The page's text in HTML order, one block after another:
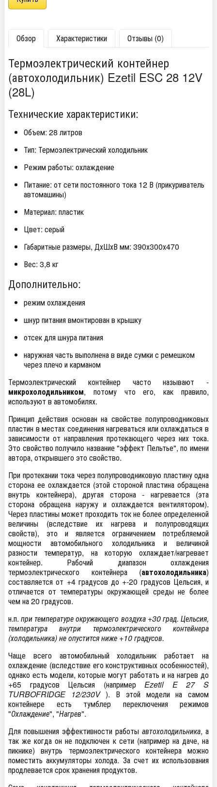
Обзор Характеристики Отзывы (0)
Термоэлектрический контейнер
(автохолодильник) Ezetil ESC 28 12V
(28L)
Технические характеристики:
Объем: 28 литров
Тип: Термоэлектрический холодильник
Режим работы: охлаждение
Питание: от сети постоянного тока 12 В (прикуриватель
автомашины)
Материал: пластик
Цвет: серый
Габаритные размеры, ДхШхВ мм: 390х300х470
Вес: 3,8 кг
Дополнительно:
режим охлаждения
шнур питания вмонтирован в крышку
отсек для шнура питания
наружная часть выполнена в виде сумки с ремешком
через плечо и карманом
Термоэлектрический контейнер часто называют -
микрохолодильником, потому что его, как правило,
используют в автомобилях.
Принцип действия основан на свойстве полупроводниковых
пластин в местах соединения нагреваться или охлаждаться в
зависимости от направления протекающего через них тока.
Это свойство получило название "эффект Пельтье", по имени
автора, открывшего это свойство.
При протекании тока через полупроводниковую пластину одна
сторона ее охлаждается (этой стороной пластина обращена
внутрь контейнера), другая сторона - нагревается (эта
сторона обращена наружу и охлаждается вентилятором).
Через пластины может проходить ток не более определенной
величины (вследствие их нагрева и полупроводящих
свойств), это и является ограничением потребляемой
мощности автомобильного холодильника и величиной
разности температур, на которую охлаждает/нагревает
контейнер. Рабочий диапазон охлаждения
термоэлектрического контейнера (автохолодильника)
составляется от +4 градусов до +-20 градусов Цельсия, и
отличается от температуры окружающей среды не более
чем на 20 градусов.
н.п.при температуре окружающего воздуха +30 град. Цельсия,
температура внутри
термоэлектрического контейнера
(холодильника) не опустится ниже +10 градусов.
Чаще всего автомобильный холодильник работает на
охлаждение (вследствие его конструктивных особенностей),
однако есть модели, которые могут работать и на нагрев до
+65 градусов Цельсия (напримерEzetil E 27 S
TURBOFRIDGE 12/230V). В этой модели на самом
контейнере есть тумблер переключения режимов
"Охлаждение", "Нагрев".
Для повышения эффективности работы автохолодильника, а
так же когда он не подключен к сети (например на даче, на
пикнике) внутрь термоэлектрического контейнера можно
поместить аккумуляторы холода. За счет их использования
продлевается срок хранения продуктов.